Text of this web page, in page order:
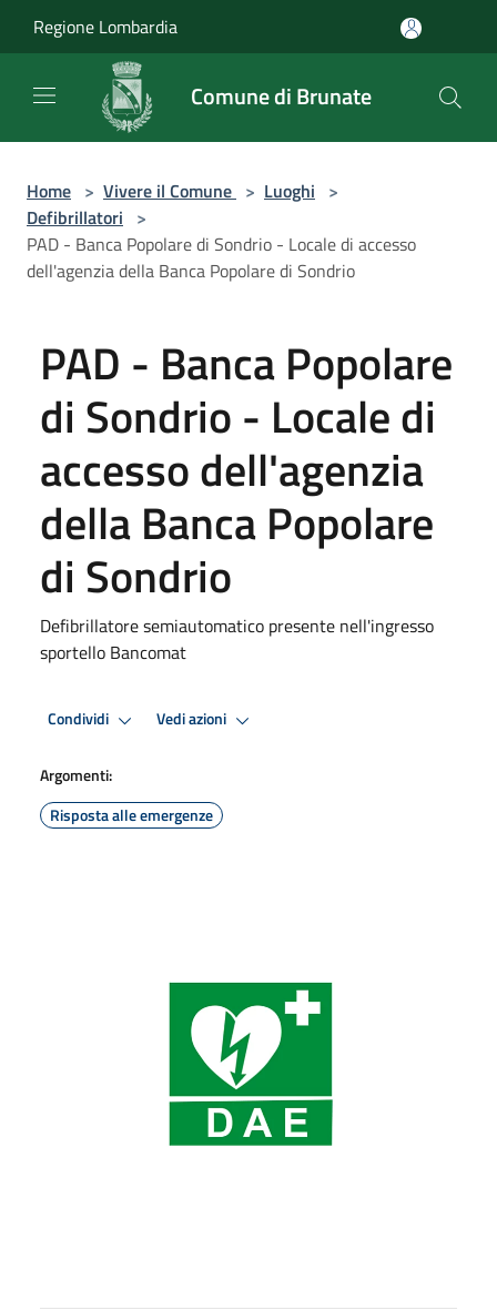
Regione Lombardia
Comune di Brunate
Home > Vivere il Comune > Luoghi >
Defibrillatori >
PAD - Banca Popolare di Sondrio - Locale di accesso
dell'agenzia della Banca Popolare di Sondrio
PAD - Banca Popolare
di Sondrio - Locale di
accesso dell'agenzia
della Banca Popolare
di Sondrio
Defibrillatore semiautomatico presente nell'ingresso
sportello Bancomat
Condividi Vedi azioni
Argomenti:
Risposta alle emergenze